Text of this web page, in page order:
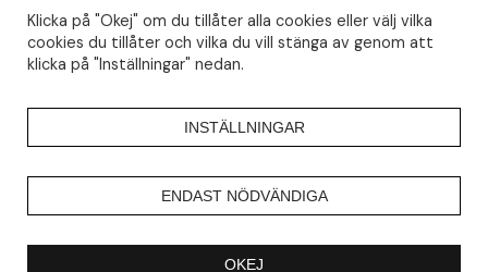
Klicka på "Okej" om du tillåter alla cookies eller välj vilka
cookies du tillåter och vilka du vill stänga av genom att
klicka på "Inställningar" nedan.
INSTÄLLNINGAR
ENDAST NÖDVÄNDIGA
OKEJ